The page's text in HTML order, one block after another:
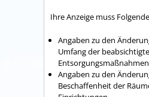
Ihre Anzeige muss
Angaben zu den
Umfang der
Entsorgungsmaßnahmen
Angaben zu den
Beschaffenheit der